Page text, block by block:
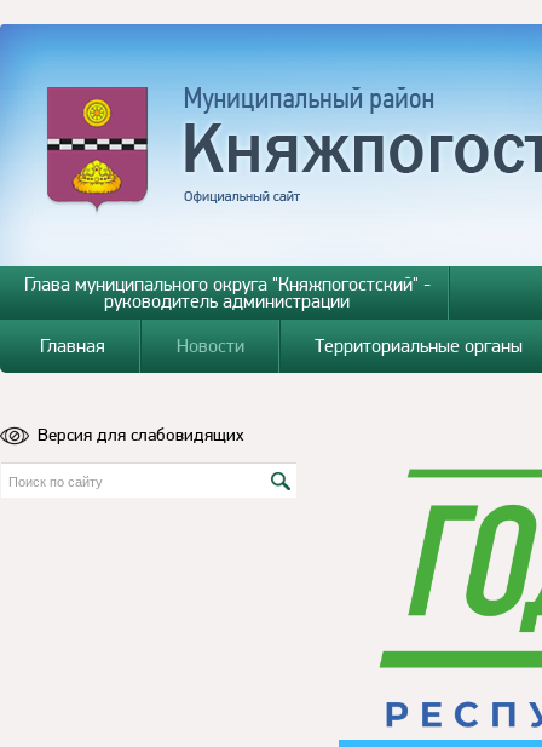
Глава муниципального округа "Княжпогостский" -
руководитель администрации
Главная
Новости Территориальные органы
Версия для слабовидящих